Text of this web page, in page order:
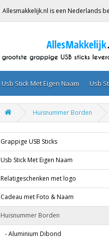
Allesmakkelijk.nl is een Nederlands
Usb Stick Met Eigen Naam Usb
Huisnummer Borden
Grappige USB Sticks
Usb Stick Met Eigen Naam
Relatigeschenken met logo
Cadeau met Foto & Naam
Huisnummer Borden
- Aluminium Dibond